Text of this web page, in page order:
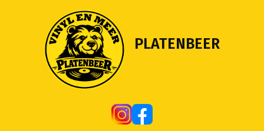
content
PLATENBEER